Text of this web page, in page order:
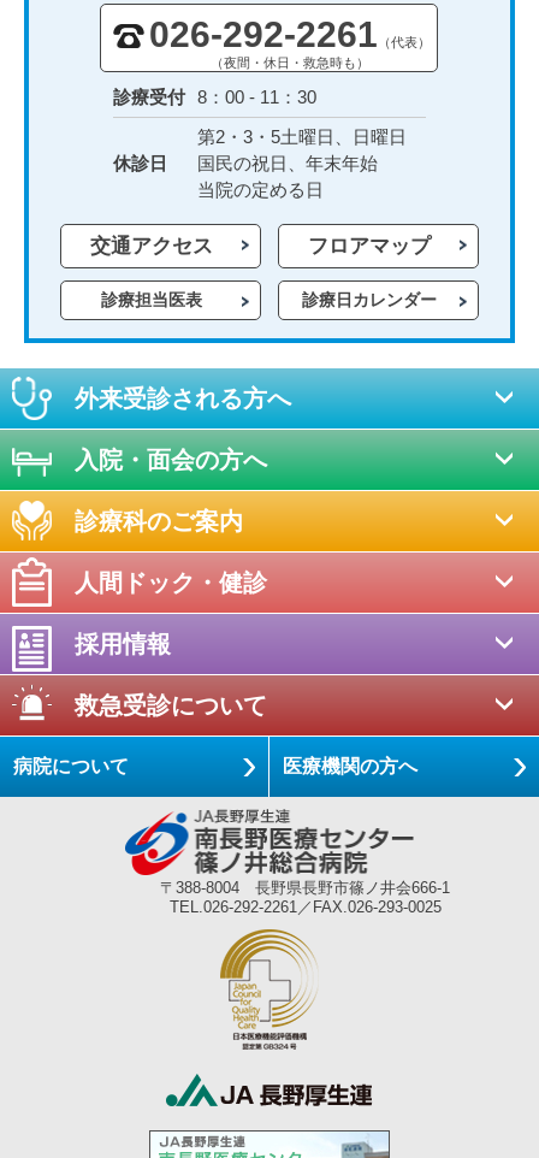
026-292-2261
（代表）
（夜間・休日・救急時も）
診療受付 8：00 - 11：30
休診日
第2・3・5土曜日、日曜日
国民の祝日、年末年始
当院の定める日
交通アクセス フロアマップ
診療担当医表 診療日カレンダー
外来受診される方へ
入院・面会の方へ
診療科のご案内
人間ドック・健診
採用情報
救急受診について
病院について 医療機関の方へ
〒388-8004 長野県長野市篠ノ井会666-1
TEL.026-292-2261／FAX.026-293-0025